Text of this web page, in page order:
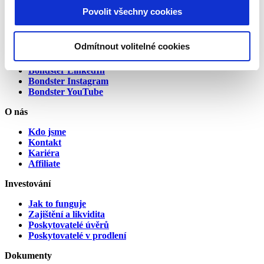
Povolit všechny cookies
Odmítnout volitelné cookies
Bondster Facebook
Bondster LinkedIn
Bondster Instagram
Bondster YouTube
O nás
Kdo jsme
Kontakt
Kariéra
Affiliate
Investování
Jak to funguje
Zajištění a likvidita
Poskytovatelé úvěrů
Poskytovatelé v prodlení
Dokumenty